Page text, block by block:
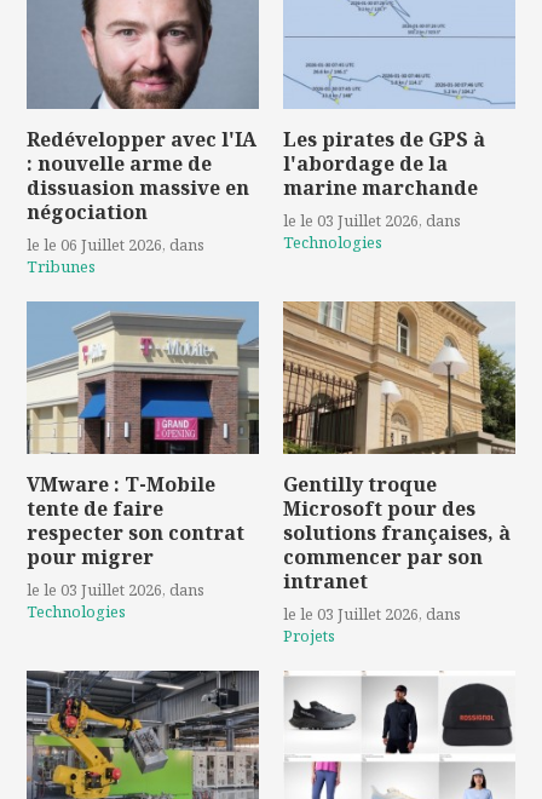
Redévelopper avec l'IA
: nouvelle arme de
dissuasion massive en
négociation
le le 06 Juillet 2026, dans
Tribunes
Les pirates de GPS à
l'abordage de la
marine marchande
le le 03 Juillet 2026, dans
Technologies
VMware : T-Mobile
tente de faire
respecter son contrat
pour migrer
le le 03 Juillet 2026, dans
Technologies
Gentilly troque
Microsoft pour des
solutions françaises, à
commencer par son
intranet
le le 03 Juillet 2026, dans
Projets